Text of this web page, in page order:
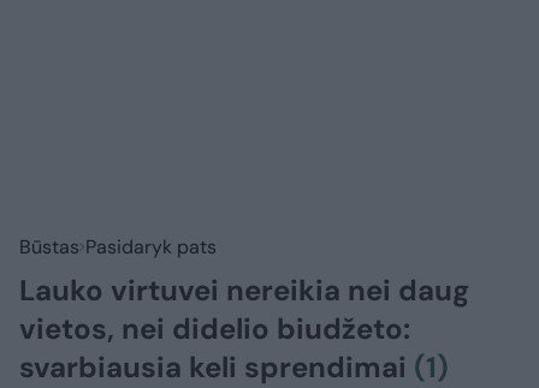
Būstas Pasidaryk pats
Lauko virtuvei nereikia nei daug
vietos, nei didelio biudžeto:
svarbiausia keli sprendimai (1)